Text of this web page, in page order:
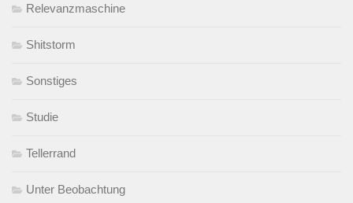
Relevanzmaschine
Shitstorm
Sonstiges
Studie
Tellerrand
Unter Beobachtung